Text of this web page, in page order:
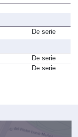
De serie
De serie
De serie